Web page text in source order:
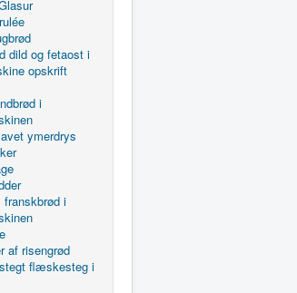
dild og fetaost i
opskrift
i
ymerdrys
franskbrød i
af risengrød
flæskesteg i